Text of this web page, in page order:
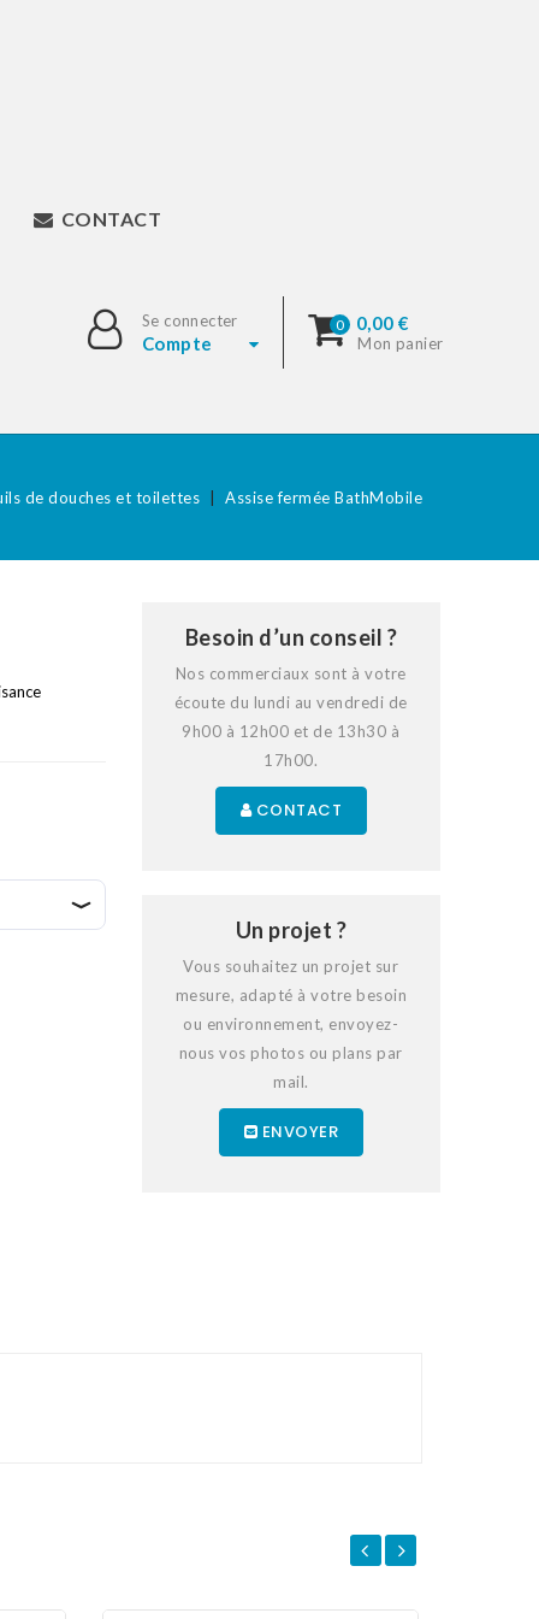
CONTACT
Mon panier
0,00 €
0
Se connecter
Compte
de douches et toilettes Assise fermée BathMobile
Besoin d’un conseil ?
Nos commerciaux sont à votre
écoute du lundi au vendredi de
9h00 à 12h00 et de 13h30 à
17h00.
CONTACT
Un projet ?
Vous souhaitez un projet sur
mesure, adapté à votre besoin
ou environnement, envoyez-
nous vos photos ou plans par
mail.
ENVOYER